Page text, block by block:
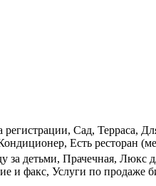
Сад, Терраса,
Есть ресторан
детьми, Прачечная, Люкс
и факс, Услуги по продаже